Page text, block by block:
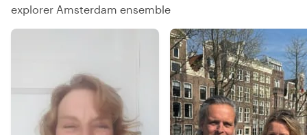
explorer Amsterdam ensemble